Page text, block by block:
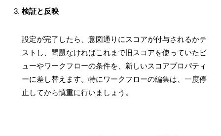
検証と反映
設定が完了したら、意図通りにスコアが付与されるかテ
ストし、問題なければこれまで旧スコアを使っていたビ
ューやワークフローの条件を、新しいスコアプロパティ
ーに差し替えます。特にワークフローの編集は、一度停
止してから慎重に行いましょう。